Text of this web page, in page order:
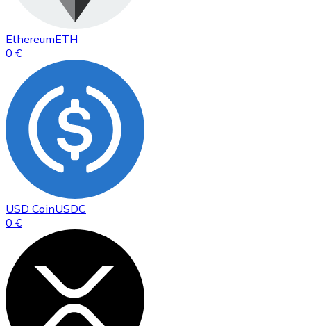
EthereumETH
0 €
USD CoinUSDC
0 €